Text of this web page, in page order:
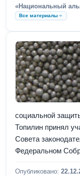
«Национальный
Все материалы
социальной
Топилин принял
Совета
Федеральном
Опубликовано: